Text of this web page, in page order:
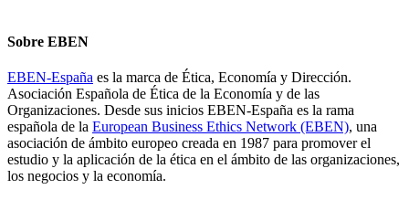
Sobre EBEN
EBEN-España es la marca de Ética, Economía y Dirección.
Asociación Española de Ética de la Economía y de las
Organizaciones. Desde sus inicios EBEN-España es la rama
española de la European Business Ethics Network (EBEN), una
asociación de ámbito europeo creada en 1987 para promover el
estudio y la aplicación de la ética en el ámbito de las organizaciones,
los negocios y la economía.